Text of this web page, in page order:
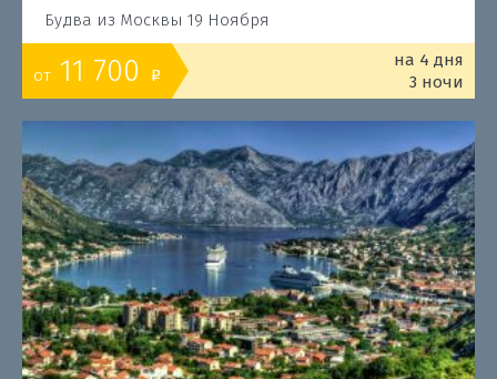
Будва из Москвы 19 Ноября
от 11 700 o
на 4 дня
3 ночи